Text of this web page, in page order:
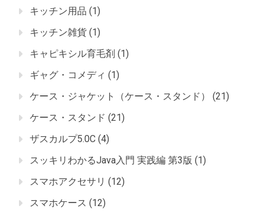
キッチン用品 (1)
キッチン雑貨 (1)
キャピキシル育毛剤 (1)
ギャグ・コメディ (1)
ケース・ジャケット（ケース・スタンド）
(21)
ケース・スタンド (21)
ザスカルプ5.0C (4)
スッキリわかるJava入門 実践編 第3版 (1)
スマホアクセサリ (12)
スマホケース (12)